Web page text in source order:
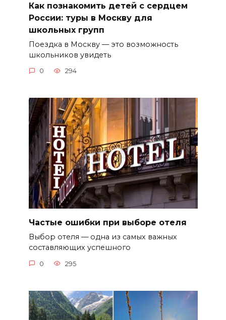
Как познакомить детей с сердцем
России: туры в Москву для
школьных групп
Поездка в Москву — это возможность
школьников увидеть
0 294
Частые ошибки при выборе отеля
Выбор отеля — одна из самых важных
составляющих успешного
0 295